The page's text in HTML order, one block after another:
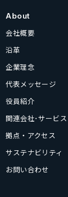
About
会社概要
沿革
企業理念
代表メッセージ
役員紹介
関連会社･サービス
拠点・アクセス
サステナビリティ
お問い合わせ